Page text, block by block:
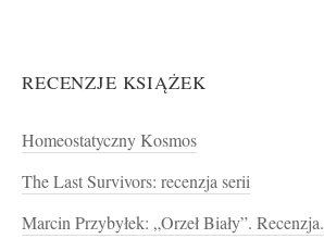
RECENZJE KSIĄŻEK
Homeostatyczny Kosmos
The Last Survivors: recenzja serii
Marcin Przybyłek: „Orzeł Biały”. Recenzja.